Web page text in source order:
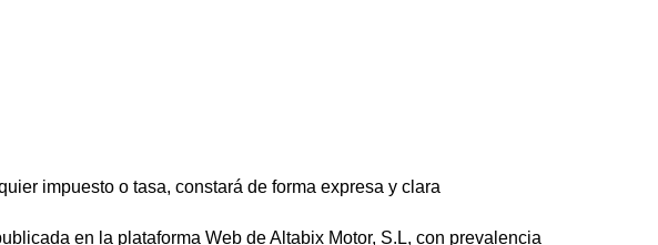
impuesto o tasa, constará de forma expresa y clara
en la plataforma Web de Altabix Motor, S.L, con prevalencia